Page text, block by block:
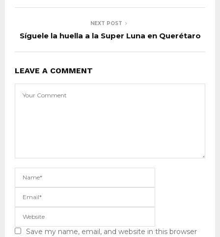
NEXT POST
Síguele la huella a la Super Luna en Querétaro
LEAVE A COMMENT
Save my name, email, and website in this browser